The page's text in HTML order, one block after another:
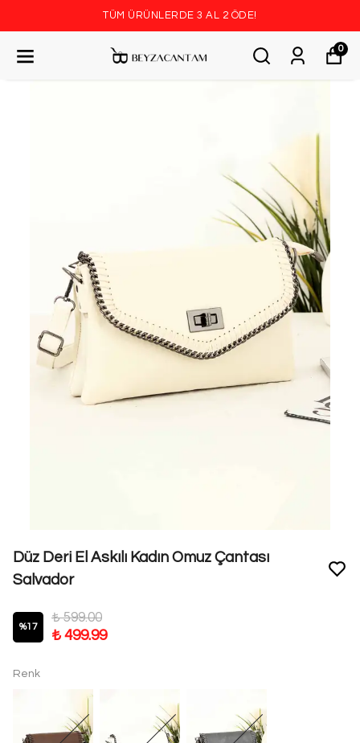
TÜM ÜRÜNLERDE 3 AL 2 ÖDE!
0
Düz Deri El Askılı Kadın Omuz Çantası
Salvador
%17
₺ 599.00
₺ 499.99
Renk